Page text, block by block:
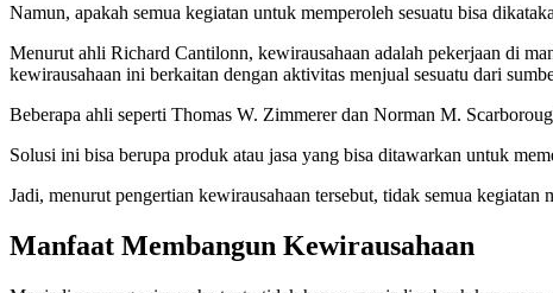
Namun, apakah semua kegiatan untuk memperoleh sesuatu bisa
Menurut ahli Richard Cantilonn, kewirausahaan adalah pekerjaan di
kewirausahaan ini berkaitan dengan aktivitas menjual sesuatu dari
Beberapa ahli seperti Thomas W. Zimmerer dan Norman M.
Solusi ini bisa berupa produk atau jasa yang bisa ditawarkan untuk
Jadi, menurut pengertian kewirausahaan tersebut, tidak semua kegiatan
Manfaat Membangun Kewirausahaan